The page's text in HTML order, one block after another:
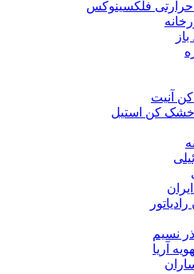
فلکسینوکس
آنیت
نسیم
آریا